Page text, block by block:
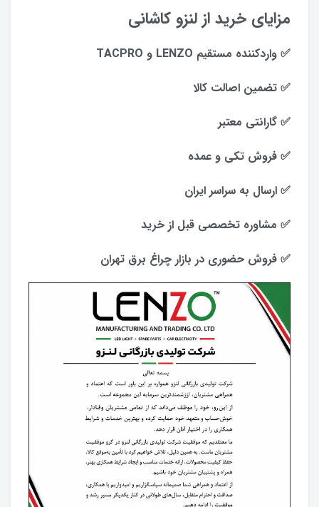
مزایای خرید از لنزو کاشانی
✅ واردکننده مستقیم LENZO و TACPRO
✅ تضمین اصالت کالا
✅ گارانتی معتبر
✅ فروش تکی و عمده
✅ ارسال به سراسر ایران
✅ مشاوره تخصصی قبل از خرید
✅ فروش حضوری در بازار چراغ برق تهران